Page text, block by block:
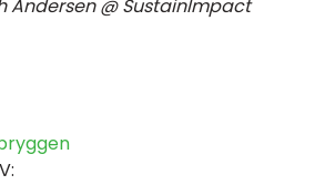
Andersen @ SustainImpact